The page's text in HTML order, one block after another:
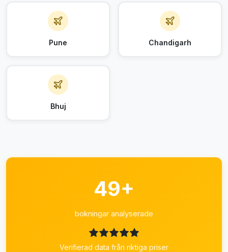
Pune Chandigarh
Bhuj
49+
bokningar analyserade
Verifierad data från riktiga priser